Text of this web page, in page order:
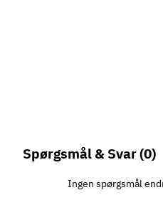
Spørgsmål & Svar(0)
Ingen spørgsmål